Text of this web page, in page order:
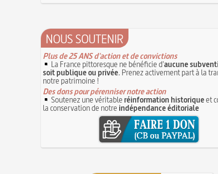
NOUS SOUTENIR
Plus de 25 ANS d'action et de convictions
La France pittoresque ne bénéficie d'aucune
soit publique ou privée. Prenez activement part à la
notre patrimoine !
Des dons pour pérenniser notre action
Soutenez une véritableréinformation historiqueet
la conservation de notre indépendance éditoriale